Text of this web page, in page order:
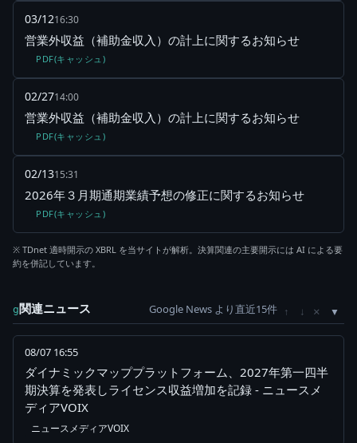
03/1216:30
営業外収益（補助金収入）の計上に関するお知らせ
PDF(キャッシュ)
02/2714:00
営業外収益（補助金収入）の計上に関するお知らせ
PDF(キャッシュ)
02/1315:31
2026年３月期通期業績予想の修正に関するお知らせ
PDF(キャッシュ)
※ TDnet 適時開示の XBRL を当サイトが解析。決算関連の主要開示には AI による要
約を併記しています。
g関連ニュース Google News より直近15件 ↑ ↓ ×
08/07 16:55
ダイナミックマッププラットフォーム、2027年第一四半
期決算を発表しライセンス収益増加を記録 - ニュースメ
ディアVOIX
ニュースメディアVOIX